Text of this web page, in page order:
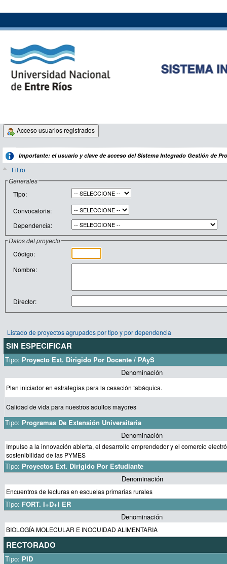
Acceso usuarios registrados
Importante: el usuario y clave de acceso del Sistema Integrado Gestión de
Filtro
Generales
Tipo:
Convocatoria:
Dependencia:
Datos del proyecto
Código:
Nombre:
Director:
Listado de proyectos agrupados por tipo y por dependencia
SIN ESPECIFICAR
Tipo: Proyecto Ext. Dirigido Por Docente / PAyS
Denominación
Plan iniciador en estrategias para la cesación tabáquica.
Calidad de vida para nuestros adultos mayores
Tipo: Programas De Extensión Universitaria
Denominación
Impulso a la innovación abierta, el desarrollo emprendedor y el comercio
sostenibilidad de las PYMES
Tipo: Proyectos Ext. Dirigido Por Estudiante
Denominación
Encuentros de lecturas en escuelas primarias rurales
Tipo: FORT. I+D+I ER
Denominación
BIOLOGÍA MOLECULAR E INOCUIDAD ALIMENTARIA
RECTORADO
Tipo: PID